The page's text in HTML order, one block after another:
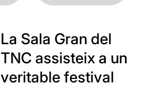
La Sala Gran del
TNC assisteix a un
veritable festival